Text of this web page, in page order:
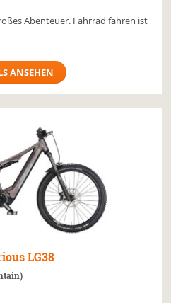
Abenteuer. Fahrrad fahren ist
ANSEHEN
LG38